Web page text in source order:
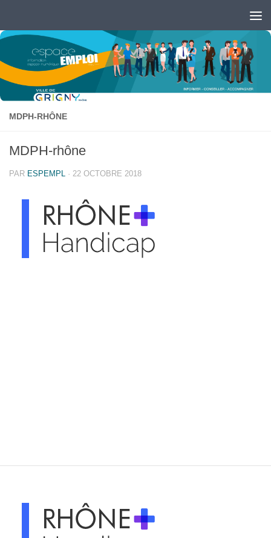
Ouvrir la barre d’outils
MDPH-RHÔNE
MDPH-rhône
PAR ESPEMPL · 22 OCTOBRE 2018